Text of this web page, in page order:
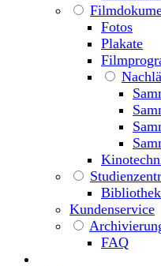
Fotos
Plakate
Kundenservice
FAQ